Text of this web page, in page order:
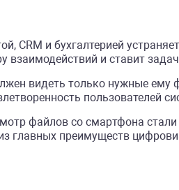
CRM и бухгалтерией
и ставит
видеть только нужные ему
пользователей
файлов со смартфона
главных преимуществ